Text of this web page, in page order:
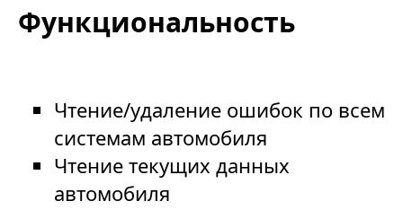
Функциональность
Чтение/удаление ошибок по всем
системам автомобиля
Чтение текущих данных
автомобиля